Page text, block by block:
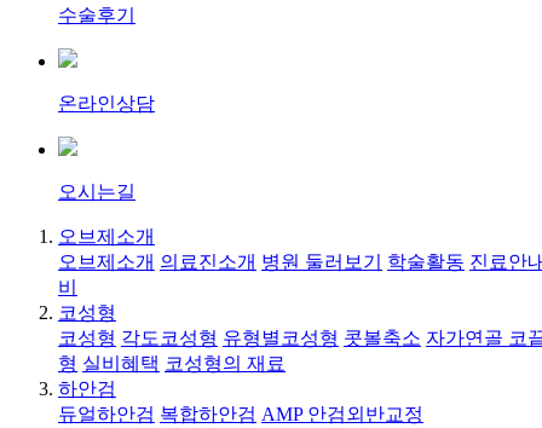
수술후기
온라인상담
오시는길
오브제소개
오브제소개 의료진소개 병원 둘러보기 학술활동 진료안
비
코성형
코성형 각도코성형 유형별코성형 콧볼축소 자가연골 코
형 실비혜택 코성형의 재료
하안검
듀얼하안검 복합하안검 AMP 안검외반교정